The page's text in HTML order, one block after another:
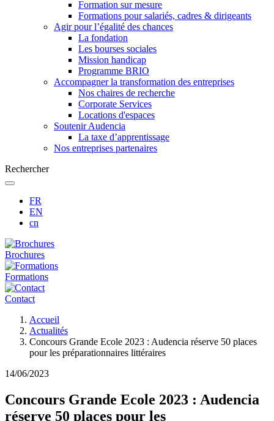
Formation sur mesure
Formations pour salariés, cadres & dirigeants
Agir pour l’égalité des chances
La fondation
Les bourses sociales
Mission handicap
Programme BRIO
Accompagner la transformation des entreprises
Nos chaires de recherche
Corporate Services
Locations d'espaces
Soutenir Audencia
La taxe d’apprentissage
Nos entreprises partenaires
Rechercher
FR
EN
cn
Brochures
Formations
Contact
d'Ariane
Accueil
Actualités
Concours Grande Ecole 2023 : Audencia réserve 50 places
pour les préparationnaires littéraires
14/06/2023
Concours Grande Ecole 2023 : Audencia
réserve 50 places pour les